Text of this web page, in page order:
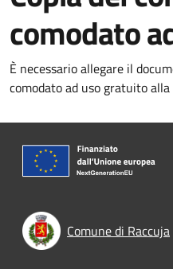
comodato
È necessario allegare il
comodato ad uso gratuito
Comune di Raccuja